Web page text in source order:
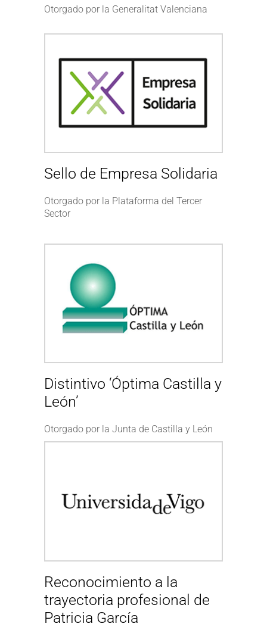
Otorgado por la Generalitat Valenciana
Sello de Empresa Solidaria
Otorgado por la Plataforma del Tercer
Sector
Distintivo ‘Óptima Castilla y
León’
Otorgado por la Junta de Castilla y León
Reconocimiento a la
trayectoria profesional de
Patricia García